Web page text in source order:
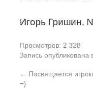
Игорь Гришин,
Просмотров: 2 328
Запись опубликована
← Посвящается
=)